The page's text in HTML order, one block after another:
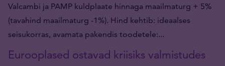
Valcambi ja PAMP kuldplaate hinnaga maailmaturg + 5%
(tavahind maailmaturg -1%). Hind kehtib: ideaalses
seisukorras, avamata pakendis toodetele:...
Eurooplased ostavad kriisiks valmistudes